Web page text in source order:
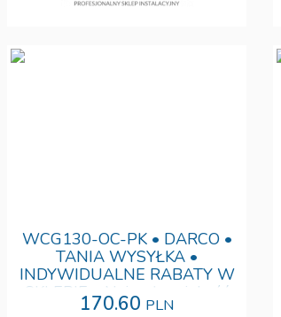
WCG130-OC-PK • DARCO •
TANIA WYSYŁKA •
INDYWIDUALNE RABATY W
SKLEPIE • Najwyższa jakość
170.60 PLN